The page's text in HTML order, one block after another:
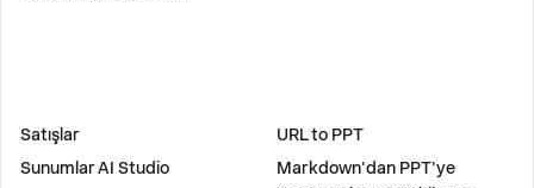
Satışlar
Sunumlar AI Studio
URL to PPT
Markdown'dan PPT'ye